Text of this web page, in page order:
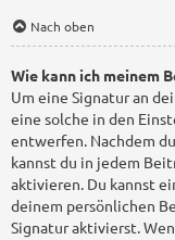
Nach oben
Wie kann ich meinem
Um eine Signatur an
eine solche in den
entwerfen. Nachdem
kannst du in jedem
aktivieren. Du kannst
deinem persönlichen
Signatur aktivierst.